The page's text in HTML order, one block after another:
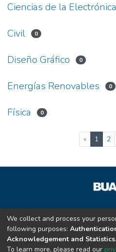
Ciencias de la Electrónica
Civil 0
Diseño Gráfico 0
Energías Renovables 0
Física 0
« 1 2
Vicerrectoría de
Superior| Acerca de
We collect and process your
following purposes:
Acknowledgement and Statistics.
To learn more, please read our